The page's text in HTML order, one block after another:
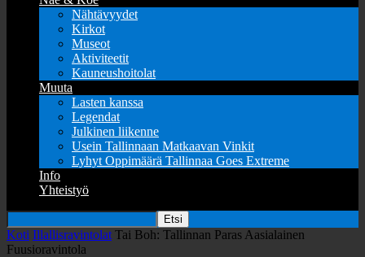
Nähtävyydet
Kirkot
Museot
Aktiviteetit
Kauneushoitolat
Muuta
Lasten kanssa
Legendat
Julkinen liikenne
Usein Tallinnaan Matkaavan Vinkit
Lyhyt Oppimäärä Tallinnaa Goes Extreme
Info
Yhteistyö
Koti Illallisravintolat Tai Boh: Tallinnan Paras Aasialainen
Fuusioravintola